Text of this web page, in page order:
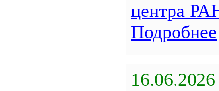
центра
Подробнее
16.06.2026